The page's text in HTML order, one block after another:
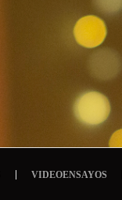
VIDEOENSAYOS